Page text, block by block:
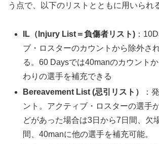
う点で、以下のリストとともに用いられ
IL（Injury List＝負傷者リスト) ：
ブ・ロスターのカウントから除外さ
る。60 Daysでは40manのカウント
わりの選手を補充できる
Bereavement List (忌引リスト）
：
ント。アクティブ・ロスターの選手
どがあった場合は3日から7日間、欠
間、40manに他の選手を補充可能。